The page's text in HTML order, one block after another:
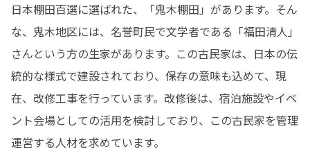
日本棚田百選に選ばれた、「鬼木棚田」があります。そん
な、鬼木地区には、名誉町民で文学者である「福田清人」
さんという方の生家があります。この古民家は、日本の伝
統的な様式で建設されており、保存の意味も込めて、現
在、改修工事を行っています。改修後は、宿泊施設やイベ
ント会場としての活用を検討しており、この古民家を管理
運営する人材を求めています。